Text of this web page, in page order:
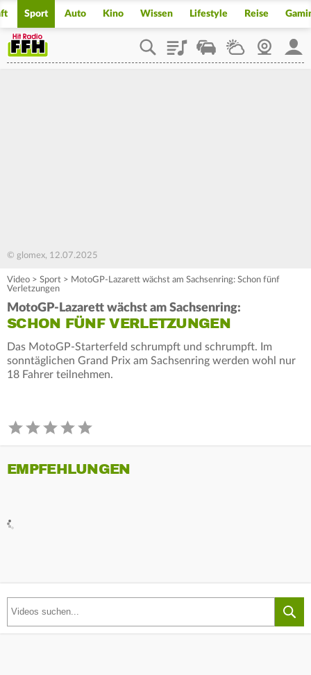
Sport Auto Kino Wissen Lifestyle Reise
PlaylistStaupilotWetterWebcam
© glomex, 12.07.2025
Video > Sport > MotoGP-Lazarett wächst am Sachsenring: Schon fünf
Verletzungen
MotoGP-Lazarett wächst am Sachsenring:
SCHON FÜNF VERLETZUNGEN
Das MotoGP-Starterfeld schrumpft und schrumpft. Im
sonntäglichen Grand Prix am Sachsenring werden wohl nur
18 Fahrer teilnehmen.
EMPFEHLUNGEN